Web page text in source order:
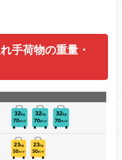
手荷物の重量・